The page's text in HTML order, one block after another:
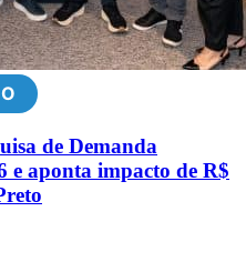
de Demanda
e aponta impacto de R$